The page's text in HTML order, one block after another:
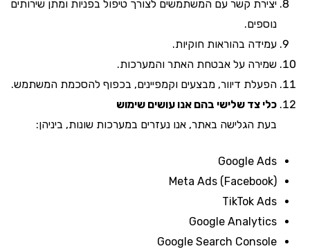
יצירת קשר עם המשתמשים לצורך טיפול בפניות ומתן שירותים
נוספים.
עמידה בהוראות חוקיות.
שמירה על אבטחת האתר והמערכות.
הפעלת דיוור, מבצעים וקמפיינים, בכפוף להסכמת המשתמש.
כלי צד שלישי בהם אנו עושים שימוש
בעת הגלישה באתר, אנו נעזרים במערכות שונות, ביניהן:
Google Ads
Meta Ads (Facebook)
TikTok Ads
Google Analytics
Google Search Console